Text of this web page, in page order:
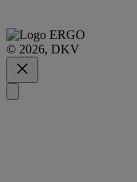
© 2026, DKV